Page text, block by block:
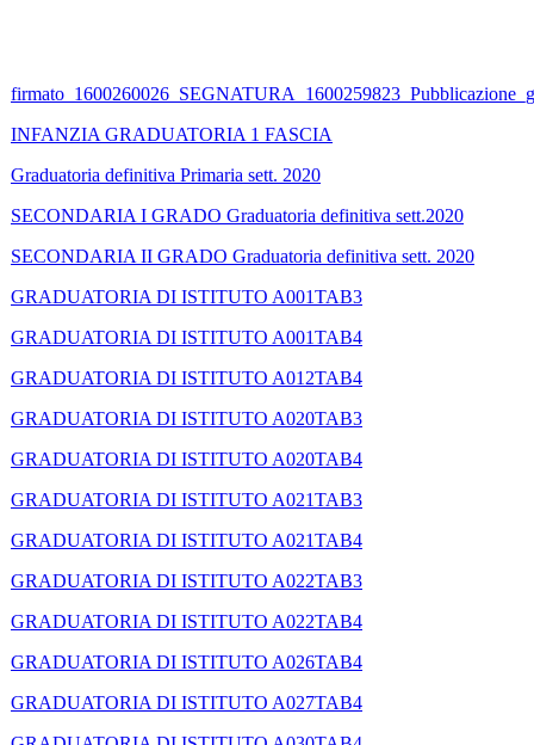
INFANZIA GRADUATORIA 1 FASCIA
Graduatoria definitiva Primaria sett. 2020
SECONDARIA I GRADO Graduatoria definitiva sett.2020
SECONDARIA II GRADO Graduatoria definitiva sett. 2020
GRADUATORIA DI ISTITUTO A001TAB3
GRADUATORIA DI ISTITUTO A001TAB4
GRADUATORIA DI ISTITUTO A012TAB4
GRADUATORIA DI ISTITUTO A020TAB3
GRADUATORIA DI ISTITUTO A020TAB4
GRADUATORIA DI ISTITUTO A021TAB3
GRADUATORIA DI ISTITUTO A021TAB4
GRADUATORIA DI ISTITUTO A022TAB3
GRADUATORIA DI ISTITUTO A022TAB4
GRADUATORIA DI ISTITUTO A026TAB4
GRADUATORIA DI ISTITUTO A027TAB4